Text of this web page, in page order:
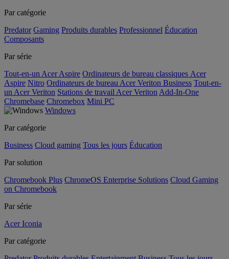
Par catégorie
Predator Gaming Produits durables Professionnel Éducation
Composants
Par série
Tout-en-un Acer Aspire Ordinateurs de bureau classiques Acer
Aspire Nitro Ordinateurs de bureau Acer Veriton Business Tout-en-
un Acer Veriton Stations de travail Acer Veriton Add-In-One
Chromebase Chromebox Mini PC
Windows
Par catégorie
Business Cloud gaming Tous les jours Éducation
Par solution
Chromebook Plus ChromeOS Enterprise Solutions Cloud Gaming
on Chromebook
Par série
Acer Iconia
Par catégorie